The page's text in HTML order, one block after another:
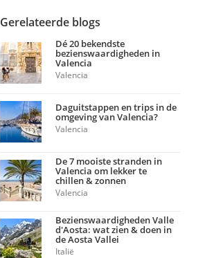
Gerelateerde blogs
Dé 20 bekendste
bezienswaardigheden in
Valencia
Valencia
Daguitstappen en trips in de
omgeving van Valencia?
Valencia
De 7 mooiste stranden in
Valencia om lekker te
chillen & zonnen
Valencia
Bezienswaardigheden Valle
d'Aosta: wat zien & doen in
de Aosta Vallei
Italië